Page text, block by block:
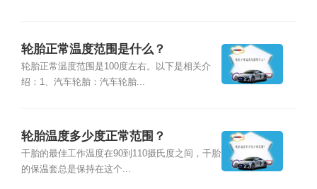
轮胎正常温度范围是什么？
轮胎正常温度范围是100度左右。以下是相关介
绍：1、汽车轮胎：汽车轮胎...
轮胎温度多少度正常范围？
干胎的最佳工作温度在90到110摄氏度之间，干胎
的保温套总是保持在这个...